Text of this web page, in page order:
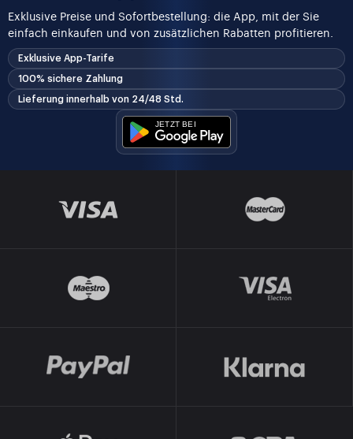
Exklusive Preise und Sofortbestellung: die App, mit der Sie
einfach einkaufen und von zusätzlichen Rabatten profitieren.
Exklusive App-Tarife
100% sichere Zahlung
Lieferung innerhalb von 24/48 Std.